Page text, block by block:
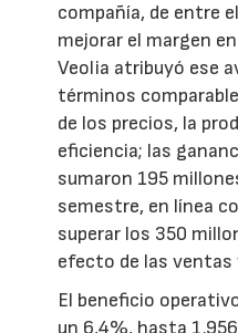
compañía, de entre
mejorar el margen
Veolia atribuyó ese
términos
de los precios, la
eficiencia; las
sumaron 195
semestre, en línea
superar los 350
efecto de las ventas
El beneficio
un 6,4%, hasta